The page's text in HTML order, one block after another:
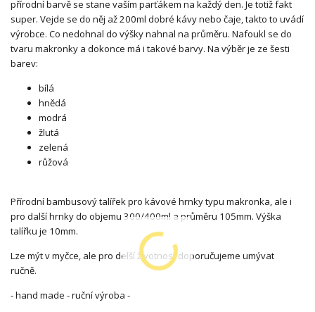
přírodní barvě se stane vaším parťákem na každý den. Je totiž fakt
super. Vejde se do něj až 200ml dobré kávy nebo čaje, takto to uvádí
výrobce. Co nedohnal do výšky nahnal na průměru. Nafoukl se do
tvaru makronky a dokonce má i takové barvy. Na výběr je ze šesti
barev:
bílá
hnědá
modrá
žlutá
zelená
růžová
Přírodní bambusový talířek pro kávové hrnky typu makronka, ale i
pro další hrnky do objemu 300/400ml a průměru 105mm. Výška
talířku je 10mm.
Lze mýt v myčce, ale pro delší životnost doporučujeme umývat
ručně.
- hand made - ruční výroba -